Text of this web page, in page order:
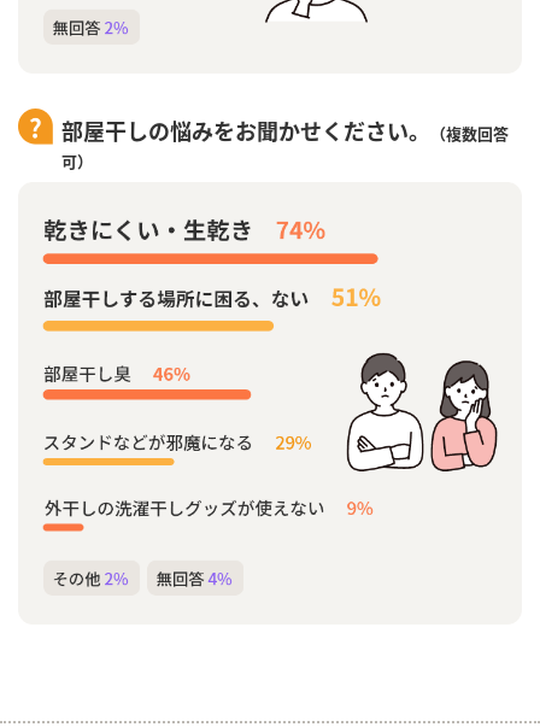
部屋干しの悩みをお聞かせください。
（複数回答
可）